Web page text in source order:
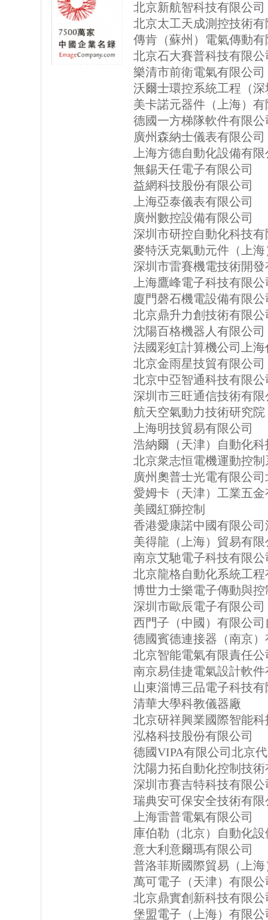
北京新航智科技有限公司
北京太工天成測控技術有
傳肯（蘇州）電氣傳動
北京石大賽普科技有限公
樂清市前衛電氣有限公司
沃爾士環控系統工程（
美卡諾元器件（上海）
德國一方梯隊軟件有限
廣州森納士儀表有限公司
上海方德自動化設備有
無錫天任電子有限公司
益網科技股份有限公司
上海亞泰儀表有限公司
廣州數控設備有限公司
深圳市研控自動化科技有
麥特沃克氣動元件（上
深圳市雷賽機電技術開
上海鷹峰電子科技有限公
廈門磬石機電設備有限公
北京鼎升力創技術有限公
沈陽百格機器人有限公司
法國彩虹計算機公司上海
北京金雨星技貿有限公司
北京中亞智通科技有限公
深圳市三旺通信技術有限
航天空氣動力技術研究院
上海明技貿易有限公司
浩納爾（天津）自動化
北京衆志恒電機運動控
廣州奧普士光電有限公
愛姆卡（天津）工業五
美國紅獅控制
香港愛康諾中國有限公
美得龍（上海）貿易有限
南京艾馳電子科技有限公
北京龍格自動化系統工
博世力士樂電子傳動與
深圳市歐辰電子有限公司
西門子（中國）有限公
德國賓德連接器（南京
北京智能電氣有限責任公
南京易佳捷電氣設計軟
山東淄博三品電子科技
清華大學科教儀器廠
北京研祥興業國際智能
泓格科技股份有限公司
德國VIPA有限公司北京
沈陽力拓自動化控制技
深圳市賽吉特科技有限公
瑞典安可保安全技術有限
上海雷普電氣有限公司
庫伯勒（北京）自動化
意大利意爾瑪有限公司
普洛菲斯國際貿易（上
萬可電子（天津）有限公
北京鼎實創新科技有限公
堡盟電子（上海）有限公